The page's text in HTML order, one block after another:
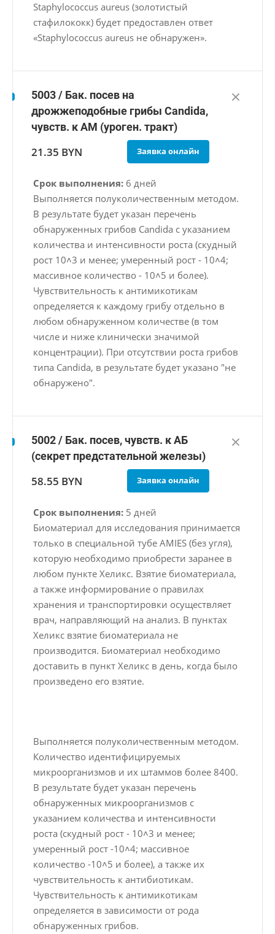
Staphylococcus aureus (золотистый
стафилококк) будет предоставлен ответ
«Staphylococcus aureus не обнаружен».
5003 / Бак. посев на
дрожжеподобные грибы Candida,
чувств. к АМ (уроген. тракт)
21.35 BYN Заявка онлайн
Срок выполнения: 6 дней
Выполняется полуколичественным методом.
В результате будет указан перечень
обнаруженных грибов Candida с указанием
количества и интенсивности роста (скудный
рост 10˄3 и менее; умеренный рост - 10˄4;
массивное количество - 10˄5 и более).
Чувствительность к антимикотикам
определяется к каждому грибу отдельно в
любом обнаруженном количестве (в том
числе и ниже клинически значимой
концентрации). При отсутствии роста грибов
типа Candida, в результате будет указано "не
обнаружено".
5002 / Бак. посев, чувств. к АБ
(секрет предстательной железы)
58.55 BYN Заявка онлайн
Срок выполнения: 5 дней
Биоматериал для исследования принимается
только в специальной тубе AMIES (без угля),
которую необходимо приобрести заранее в
любом пункте Хеликс. Взятие биоматериала,
а также информирование о правилах
хранения и транспортировки осуществляет
врач, направляющий на анализ. В пунктах
Хеликс взятие биоматериала не
производится. Биоматериал необходимо
доставить в пункт Хеликс в день, когда было
произведено его взятие.
Выполняется полуколичественным методом.
Количество идентифицируемых
микроорганизмов и их штаммов более 8400.
В результате будет указан перечень
обнаруженных микроорганизмов с
указанием количества и интенсивности
роста (скудный рост - 10˄3 и менее;
умеренный рост -10˄4; массивное
количество -10˄5 и более), а также их
чувствительность к антибиотикам.
Чувствительность к антимикотикам
определяется в зависимости от рода
обнаруженных грибов.